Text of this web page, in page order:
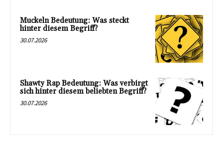
Muckeln Bedeutung: Was steckt
hinter diesem Begriff?
30.07.2026
Shawty Rap Bedeutung: Was verbirgt
sich hinter diesem beliebten Begriff?
30.07.2026